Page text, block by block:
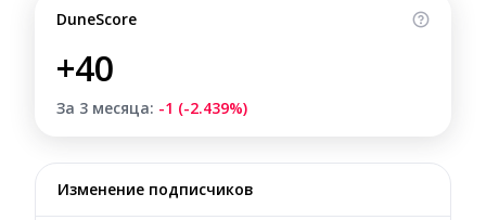
DuneScore
+40
За 3 месяца: -1 (-2.439%)
Изменение подписчиков